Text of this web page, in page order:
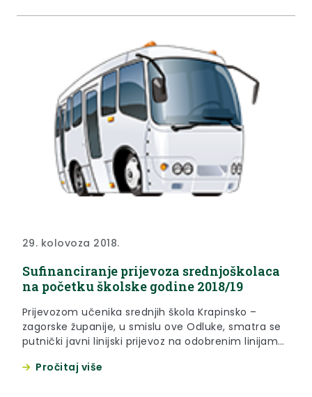
29. kolovoza 2018.
Sufinanciranje prijevoza srednjoškolaca
na početku školske godine 2018/19
Prijevozom učenika srednjih škola Krapinsko –
zagorske županije, u smislu ove Odluke, smatra se
putnički javni linijski prijevoz na odobrenim linijama
odnosno, iznimno drugi oblik prijevoza, na
Pročitaj više